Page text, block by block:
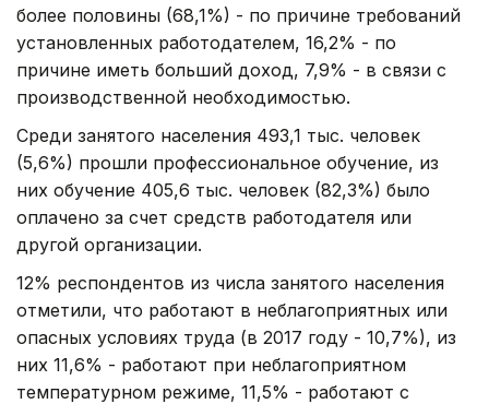
более половины (68,1%) - по причине требований
установленных работодателем, 16,2% - по
причине иметь больший доход, 7,9% - в связи с
производственной необходимостью.
Среди занятого населения 493,1 тыс. человек
(5,6%) прошли профессиональное обучение, из
них обучение 405,6 тыс. человек (82,3%) было
оплачено за счет средств работодателя или
другой организации.
12% респондентов из числа занятого населения
отметили, что работают в неблагоприятных или
опасных условиях труда (в 2017 году - 10,7%), из
них 11,6% - работают при неблагоприятном
температурном режиме, 11,5% - работают с